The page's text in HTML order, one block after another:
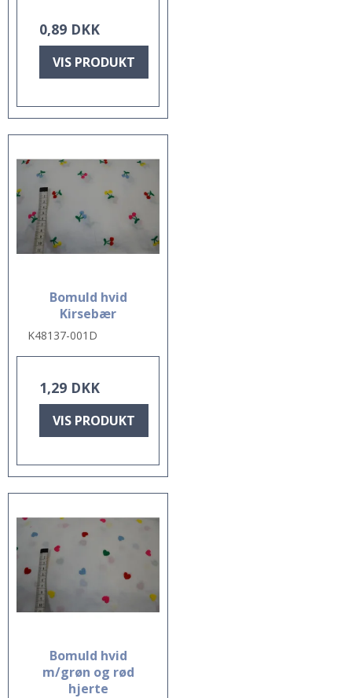
0,89 DKK
VIS PRODUKT
Bomuld hvid
Kirsebær
K48137-001D
1,29 DKK
VIS PRODUKT
Bomuld hvid
m/grøn og rød
hjerte